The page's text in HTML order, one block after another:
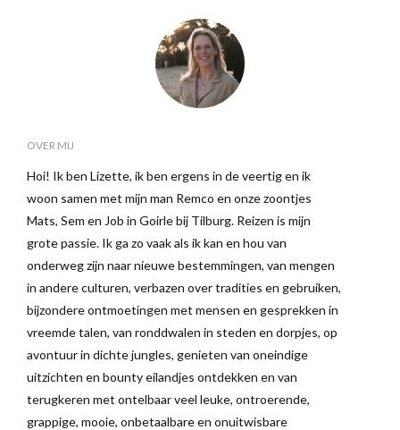
OVER MIJ
Hoi! Ik ben Lizette, ik ben ergens in de veertig en ik
woon samen met mijn man Remco en onze zoontjes
Mats, Sem en Job in Goirle bij Tilburg. Reizen is mijn
grote passie. Ik ga zo vaak als ik kan en hou van
onderweg zijn naar nieuwe bestemmingen, van mengen
in andere culturen, verbazen over tradities en gebruiken,
bijzondere ontmoetingen met mensen en gesprekken in
vreemde talen, van ronddwalen in steden en dorpjes, op
avontuur in dichte jungles, genieten van oneindige
uitzichten en bounty eilandjes ontdekken en van
terugkeren met ontelbaar veel leuke, ontroerende,
grappige, mooie, onbetaalbare en onuitwisbare